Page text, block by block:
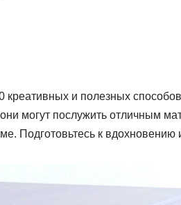
и полезных
могут послужить отличным
Подготовьтесь к вдохновению